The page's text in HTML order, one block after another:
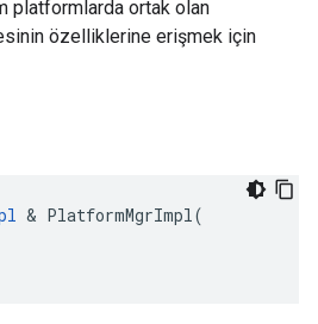
platformlarda ortak olan
özelliklerine erişmek için
& PlatformMgrImpl(